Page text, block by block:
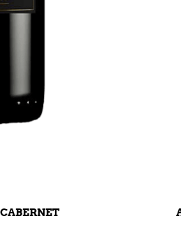
AGUARDIENTE CRISTAL